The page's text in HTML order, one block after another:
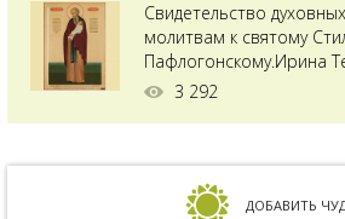
Свидетельство
молитвам к святому
Пафлогонскому.Ирина
года):Мы с мужем долгое
на совместимость
несовместимы. Кроме
3 292
ДОБАВИТЬ